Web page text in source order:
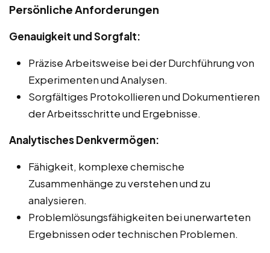
Persönliche Anforderungen
Genauigkeit und Sorgfalt:
Präzise Arbeitsweise bei der Durchführung von
Experimenten und Analysen.
Sorgfältiges Protokollieren und Dokumentieren
der Arbeitsschritte und Ergebnisse.
Analytisches Denkvermögen:
Fähigkeit, komplexe chemische
Zusammenhänge zu verstehen und zu
analysieren.
Problemlösungsfähigkeiten bei unerwarteten
Ergebnissen oder technischen Problemen.